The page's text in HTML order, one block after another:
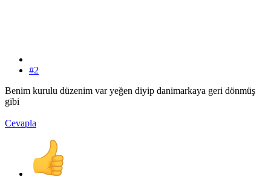
#2
Benim kurulu düzenim var yeğen diyip danimarkaya geri dönmüş
gibi
Cevapla